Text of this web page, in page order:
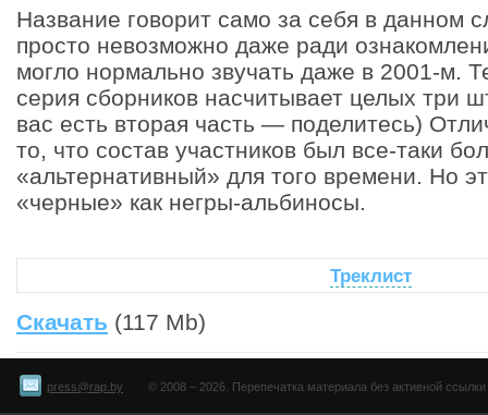
Название говорит само за себя в данном
просто невозможно даже ради
могло нормально звучать даже в 2001-м.
серия сборников насчитывает целых три
вас есть вторая часть — поделитесь)
то, что состав участников был все-таки
«альтернативный» для того времени. Но
«черные» как негры-альбиносы.
Треклист
Скачать (117 Mb)
press@rap.by © 2008 – 2026. Перепечатка материала без активной